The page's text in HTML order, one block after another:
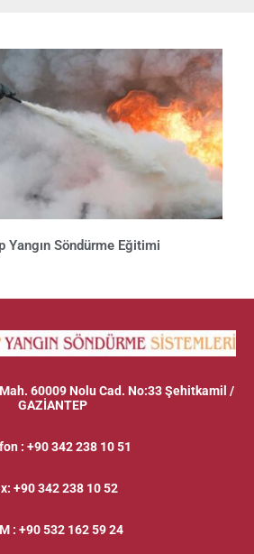
Yangın Söndürme Eğitimi
60009 Nolu Cad. No:33 Şehitkamil /
GAZİANTEP
: +90 342 238 10 51
: +90 342 238 10 52
: +90 532 162 59 24